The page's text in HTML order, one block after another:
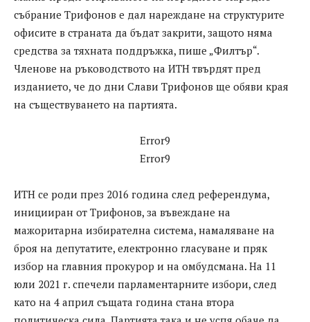
събрание Трифонов е дал нареждане на структурите
офисите в страната да бъдат закрити, защото няма
средства за тяхната поддръжка, пише „Филтър“.
Членове на ръководството на ИТН твърдят пред
изданието, че до дни Слави Трифонов ще обяви края
на съществуването на партията.
Error9
Error9
ИТН се роди през 2016 година след референдума,
иницииран от Трифонов, за въвеждане на
мажоритарна избирателна система, намаляване на
броя на депутатите, електронно гласуване и пряк
избор на главния прокурор и на омбудсмана. На 11
юли 2021 г. спечели парламентарните избори, след
като на 4 април същата година стана втора